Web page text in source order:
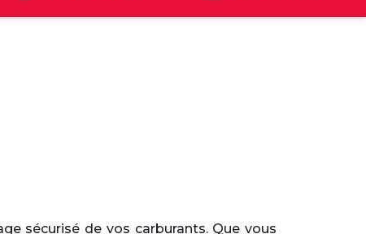
sécurisé de vos carburants. Que vous